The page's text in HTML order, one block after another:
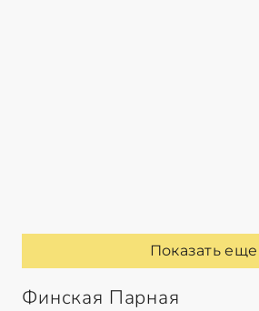
Показать еще
Финская Парная